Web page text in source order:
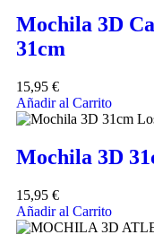
Mochila 3D
31cm
15,95 €
Añadir al Carrito
Mochila 3D
15,95 €
Añadir al Carrito